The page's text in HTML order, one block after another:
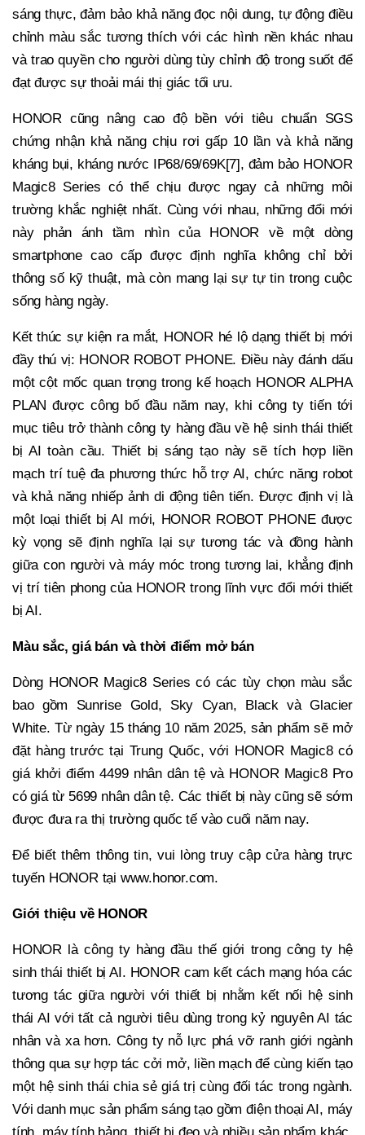
sáng thực, đảm bảo khả năng đọc nội dung, tự động điều
chỉnh màu sắc tương thích với các hình nền khác nhau
và trao quyền cho người dùng tùy chỉnh độ trong suốt để
đạt được sự thoải mái thị giác tối ưu.
HONOR cũng nâng cao độ bền với tiêu chuẩn SGS
chứng nhận khả năng chịu rơi gấp 10 lần và khả năng
kháng bụi, kháng nước IP68/69/69K[7], đảm bảo HONOR
Magic8 Series có thể chịu được ngay cả những môi
trường khắc nghiệt nhất. Cùng với nhau, những đổi mới
này phản ánh tầm nhìn của HONOR về một dòng
smartphone cao cấp được định nghĩa không chỉ bởi
thông số kỹ thuật, mà còn mang lại sự tự tin trong cuộc
sống hàng ngày.
Kết thúc sự kiện ra mắt, HONOR hé lộ dạng thiết bị mới
đầy thú vị: HONOR ROBOT PHONE. Điều này đánh dấu
một cột mốc quan trọng trong kế hoạch HONOR ALPHA
PLAN được công bố đầu năm nay, khi công ty tiến tới
mục tiêu trở thành công ty hàng đầu về hệ sinh thái thiết
bị AI toàn cầu. Thiết bị sáng tạo này sẽ tích hợp liền
mạch trí tuệ đa phương thức hỗ trợ AI, chức năng robot
và khả năng nhiếp ảnh di động tiên tiến. Được định vị là
một loại thiết bị AI mới, HONOR ROBOT PHONE được
kỳ vọng sẽ định nghĩa lại sự tương tác và đồng hành
giữa con người và máy móc trong tương lai, khẳng định
vị trí tiên phong của HONOR trong lĩnh vực đổi mới thiết
bị AI.
Màu sắc, giá bán và thời điểm mở bán
Dòng HONOR Magic8 Series có các tùy chọn màu sắc
bao gồm Sunrise Gold, Sky Cyan, Black và Glacier
White. Từ ngày 15 tháng 10 năm 2025, sản phẩm sẽ mở
đặt hàng trước tại Trung Quốc, với HONOR Magic8 có
giá khởi điểm 4499 nhân dân tệ và HONOR Magic8 Pro
có giá từ 5699 nhân dân tệ. Các thiết bị này cũng sẽ sớm
được đưa ra thị trường quốc tế vào cuối năm nay.
Để biết thêm thông tin, vui lòng truy cập cửa hàng trực
tuyến HONOR tại www.honor.com.
Giới thiệu về HONOR
HONOR là công ty hàng đầu thế giới trong công ty hệ
sinh thái thiết bị AI. HONOR cam kết cách mạng hóa các
tương tác giữa người với thiết bị nhằm kết nối hệ sinh
thái AI với tất cả người tiêu dùng trong kỷ nguyên AI tác
nhân và xa hơn. Công ty nỗ lực phá vỡ ranh giới ngành
thông qua sự hợp tác cởi mở, liền mạch để cùng kiến tạo
một hệ sinh thái chia sẻ giá trị cùng đối tác trong ngành.
Với danh mục sản phẩm sáng tạo gồm điện thoại AI, máy
tính, máy tính bảng, thiết bị đeo và nhiều sản phẩm khác,